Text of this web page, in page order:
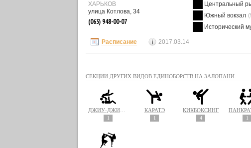
ХАРЬКОВ
улица Котлова, 34
(063) 948-00-07
Центральный
Южный вокзал
Исторический
Расписание 2017.03.14
СЕКЦИИ ДРУГИХ ВИДОВ ЕДИНОБОРСТВ НА ЗАЛОПАНИ:
1
КАРАТЭ
1
КИКБОКСИНГ
4 1